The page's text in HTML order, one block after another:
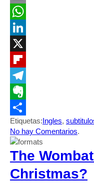
Email
WhatsApp
LinkedIn
Flipboard
Telegram
Evernote
Compartir
Etiquetas:Ingles,
No hay Comentarios.
The
Christmas?